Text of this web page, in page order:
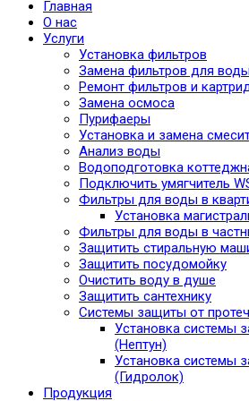
Главная
О нас
Услуги
Установка фильтров
Замена фильтров для воды
Ремонт фильтров и
Замена осмоса
Пурифаеры
Установка и замена
Анализ воды
Водоподготовка
Подключить умягчитель
Фильтры для воды в
Установка
Фильтры для воды в
Защитить стиральную
Защитить посудомойку
Очистить воду в душе
Защитить сантехнику
Системы защиты от
Установка системы
(Нептун)
Установка системы
(Гидролок)
Продукция